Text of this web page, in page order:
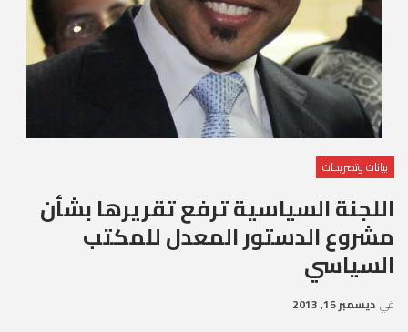
بيانات وتصريحات
اللجنة السياسية ترفع تقريرها بشأن
مشروع الدستور المعدل للمكتب
السياسي
في ديسمبر 15, 2013